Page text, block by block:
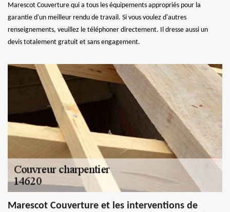
Marescot Couverture qui a tous les équipements appropriés pour la
garantie d'un meilleur rendu de travail. Si vous voulez d'autres
renseignements, veuillez le téléphoner directement. Il dresse aussi un
devis totalement gratuit et sans engagement.
Marescot Couverture et les interventions de